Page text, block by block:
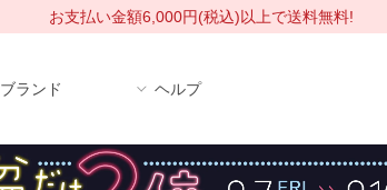
お支払い金額6,000円(税込)以上で送料無料!
ブランド ヘルプ